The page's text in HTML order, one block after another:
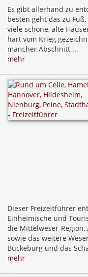
Es gibt allerhand zu
besten geht das zu
viele schöne, alte
hart vom Krieg
mancher Abschnitt ...
mehr
Dieser Freizeitführer
Einheimische und
die Mittelweser-
sowie das weitere
Bückeburg und das
mehr